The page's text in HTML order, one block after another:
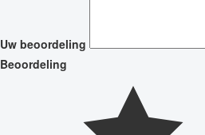
Uw beoordeling
Beoordeling